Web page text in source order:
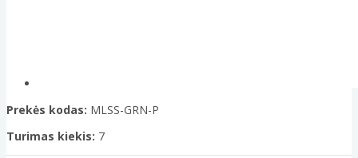
Prekės kodas: MLSS-GRN-P
Turimas kiekis: 7